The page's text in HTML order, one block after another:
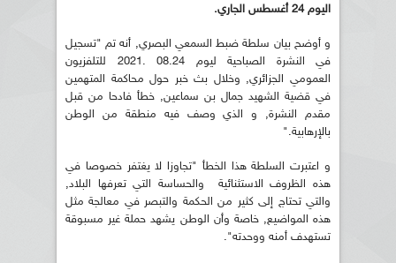
اليوم 24 أغسطس الجاري.
و أوضح بيان سلطة ضبط السمعي البصري, أنه تم "تسجيل
في النشرة الصباحية ليوم 08.24 .2021 للتلفزيون
العمومي الجزائري, وخلال بث خبر حول محاكمة المتهمين
في قضية الشهيد جمال بن سماعين, خطأ فادحا من قبل
مقدم النشرة, و الذي وصف فيه منطقة من الوطن
بالإرهابية."
و اعتبرت السلطة هذا الخطأ "تجاوزا لا يغتفر خصوصا في
هذه الظروف الاستثنائية والحساسة التي تعرفها البلاد,
والتي تحتاج إلى كثير من الحكمة والتبصر في معالجة مثل
هذه المواضيع, خاصة وأن الوطن يشهد حملة غير مسبوقة
تستهدف أمنه ووحدته".